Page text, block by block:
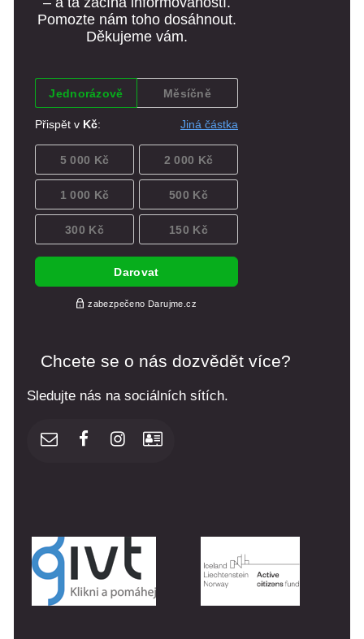
Chcete se o nás dozvědět více?
Sledujte nás na sociálních sítích.